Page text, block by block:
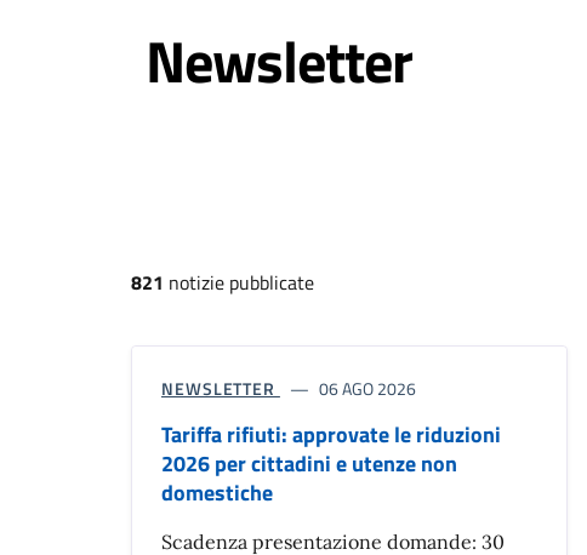
Newsletter
821 notizie pubblicate
NEWSLETTER 06 AGO 2026
Tariffa rifiuti: approvate le riduzioni
2026 per cittadini e utenze non
domestiche
Scadenza presentazione domande: 30